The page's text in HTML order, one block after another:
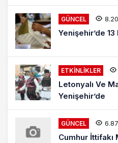
GÜNCEL
Yenişehir’de 13
ETKINLIKLER
Letonyalı Ve
Yenişehir’de
GÜNCEL
Cumhur İttifakı